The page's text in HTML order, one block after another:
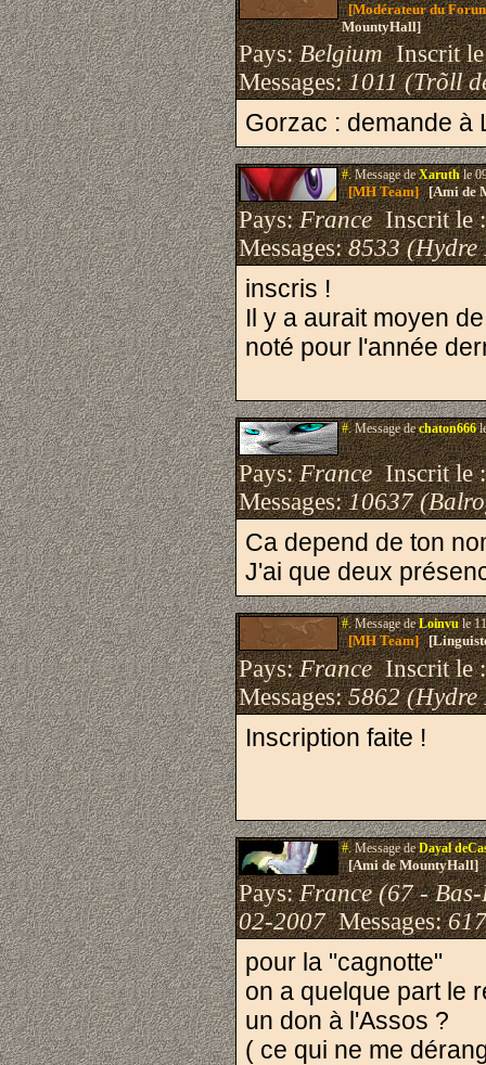
[Modérateur du
MountyHall]
Pays:BelgiumInscrit
Messages:1011 (Trõll
Gorzac : demande à
#.Message deXaruthle
[MH Team][Ami de
Pays:FranceInscrit le
Messages:8533 (Hydre
inscris !
Il y a aurait moyen
noté pour l'année
#.Message dechaton666
Pays:FranceInscrit le
Messages:10637
Ca depend de ton
J'ai que deux
#.Message deLoinvule
[MH Team]
Pays:FranceInscrit le
Messages:5862 (Hydre
Inscription faite !
#.Message deDayal
[Ami de MountyHall]
Pays:France (67 -
02-2007Messages:
pour la "cagnotte"
on a quelque part le
un don à l'Assos ?
( ce qui ne me